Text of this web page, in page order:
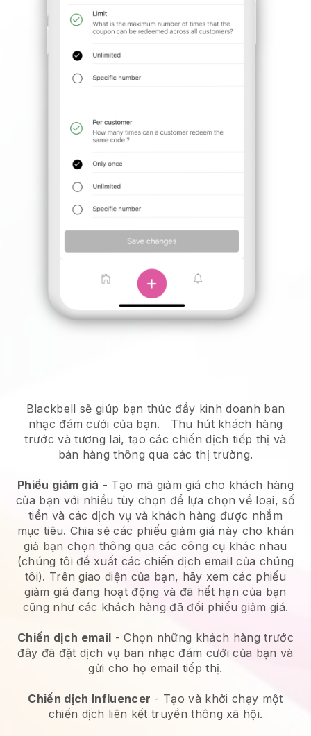
Blackbell sẽ giúp bạn thúc đẩy kinh doanh ban
nhạc đám cưới của bạn.
Thu hút khách hàng
trước và tương lai, tạo các chiến dịch tiếp thị và
bán hàng thông qua các thị trường.
Phiếu giảm giá - Tạo mã giảm giá cho khách hàng
của bạn với nhiều tùy chọn để lựa chọn về loại, số
tiền và các dịch vụ và khách hàng được nhắm
mục tiêu. Chia sẻ các phiếu giảm giá này cho khán
giả bạn chọn thông qua các công cụ khác nhau
(chúng tôi đề xuất các chiến dịch email của chúng
tôi). Trên giao diện của bạn, hãy xem các phiếu
giảm giá đang hoạt động và đã hết hạn của bạn
cũng như các khách hàng đã đổi phiếu giảm giá.
Chiến dịch email -Chọn những khách hàng trước
đây đã đặt dịch vụ ban nhạc đám cưới của bạn và
gửi cho họ email tiếp thị.
Chiến dịch Influencer - Tạo và khởi chạy một
chiến dịch liên kết truyền thông xã hội.